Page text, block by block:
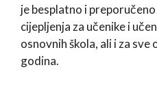
je besplatno i
cijepljenja za učenike i
osnovnih škola, ali i za sve
godina.